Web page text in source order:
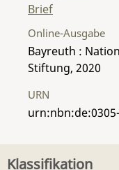
Brief
Online-Ausgabe
Bayreuth :
Stiftung, 2020
URN
Klassifikation